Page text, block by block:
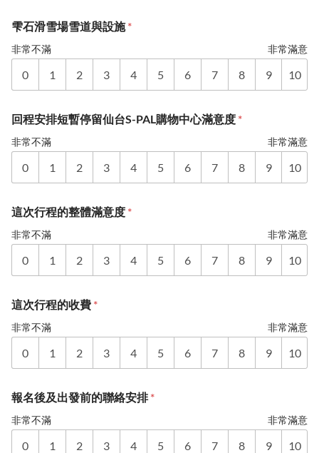
雫石滑雪場雪道與設施*
非常不滿 非常滿意
0 1 2 3 4 5 6 7 8 9 10
回程安排短暫停留仙台S-PAL購物中心滿意度 *
非常不滿 非常滿意
0 1 2 3 4 5 6 7 8 9 10
這次行程的整體滿意度 *
非常不滿 非常滿意
0 1 2 3 4 5 6 7 8 9 10
這次行程的收費 *
非常不滿 非常滿意
0 1 2 3 4 5 6 7 8 9 10
報名後及出發前的聯絡安排*
非常不滿 非常滿意
0 1 2 3 4 5 6 7 8 9 10